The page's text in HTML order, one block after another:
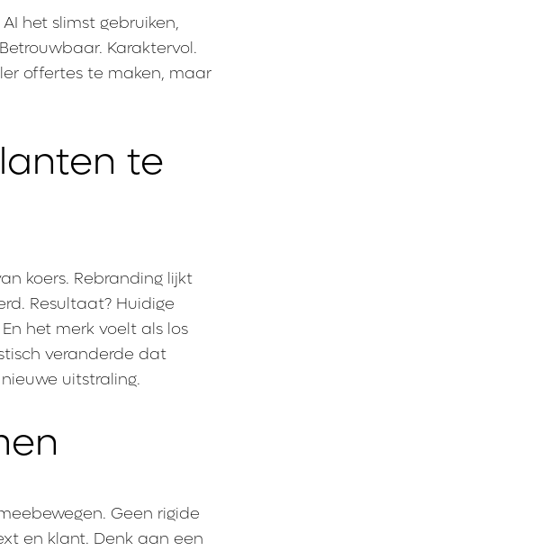
het slimst gebruiken,
Karaktervol.
offertes te maken, maar
te
koers. Rebranding lijkt
Resultaat? Huidige
het merk voelt als los
veranderde dat
uitstraling.
Geen rigide
en klant. Denk aan een